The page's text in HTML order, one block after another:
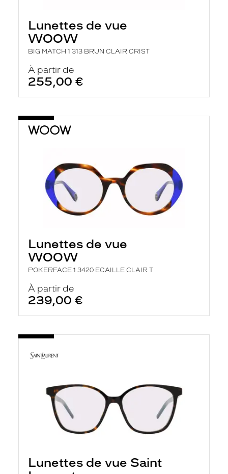
Lunettes de vue
WOOW
BIG MATCH 1 313 BRUN CLAIR CRIST
À partir de
255,00 €
Lunettes de vue
WOOW
POKERFACE 1 3420 ECAILLE CLAIR T
À partir de
239,00 €
Lunettes de vue Saint